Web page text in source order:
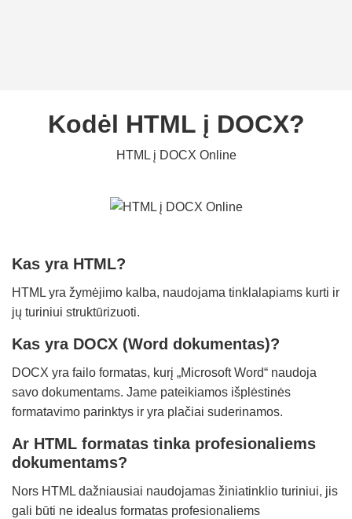
Kodėl HTML į DOCX?
HTML į DOCX Online
Kas yra HTML?
HTML yra žymėjimo kalba, naudojama tinklalapiams kurti ir
jų turiniui struktūrizuoti.
Kas yra DOCX (Word dokumentas)?
DOCX yra failo formatas, kurį „Microsoft Word“ naudoja
savo dokumentams. Jame pateikiamos išplėstinės
formatavimo parinktys ir yra plačiai suderinamos.
Ar HTML formatas tinka profesionaliems
dokumentams?
Nors HTML dažniausiai naudojamas žiniatinklio turiniui, jis
gali būti ne idealus formatas profesionaliems